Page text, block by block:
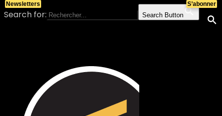
Search for: Search Button
S’abonner
Newsletters